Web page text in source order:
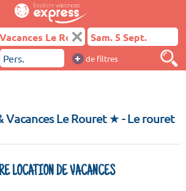
+ de filtres
Vacances Le Rouret ★- Le rouret
LOCATION DE VACANCES